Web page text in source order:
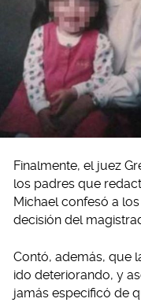
Finalmente, el juez
los padres que
Michael confesó a
decisión del
Contó, además, que
ido deteriorando, y
jamás especificó de